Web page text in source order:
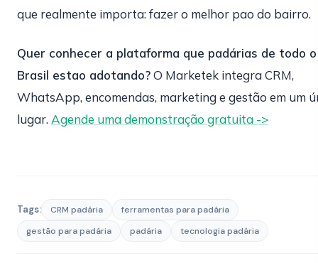
que realmente importa: fazer o melhor pao do bairro.
Quer conhecer a plataforma que padárias de todo o
Brasil estao adotando?O Marketek integra CRM,
WhatsApp, encomendas, marketing e gestão em um
lugar. Agende uma demonstração gratuita ->
Tags: CRM padária
ferramentas para padária
gestão para padária
padária tecnologia padária